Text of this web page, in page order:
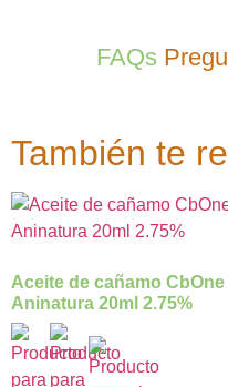
FAQs
También te
Aceite de cañamo CbOne
Aninatura 20ml 2.75%